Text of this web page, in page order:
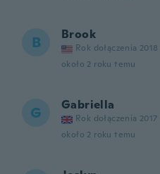
B Brook
Rok dołączenia 2018
około 2 roku temu
G Gabriella
Rok dołączenia 2017
około 2 roku temu